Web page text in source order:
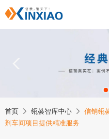
首页 瓴荟智库中心
信销瓴
剂车间项目提供精准服务